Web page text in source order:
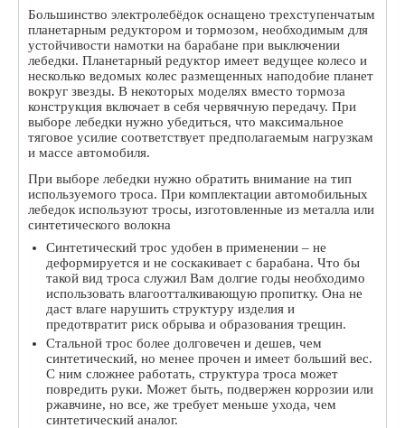
Большинство электролебёдок оснащено трехступенчатым
планетарным редуктором и тормозом, необходимым для
устойчивости намотки на барабане при выключении
лебедки. Планетарный редуктор имеет ведущее колесо и
несколько ведомых колес размещенных наподобие планет
вокруг звезды. В некоторых моделях вместо тормоза
конструкция включает в себя червячную передачу. При
выборе лебедки нужно убедиться, что максимальное
тяговое усилие соответствует предполагаемым нагрузкам
и массе автомобиля.
При выборе лебедки нужно обратить внимание на тип
используемого троса. При комплектации автомобильных
лебедок используют тросы, изготовленные из металла или
синтетического волокна
Синтетический трос удобен в применении – не
деформируется и не соскакивает с барабана. Что бы
такой вид троса служил Вам долгие годы необходимо
использовать влагоотталкивающую пропитку. Она не
даст влаге нарушить структуру изделия и
предотвратит риск обрыва и образования трещин.
Стальной трос более долговечен и дешев, чем
синтетический, но менее прочен и имеет больший вес.
С ним сложнее работать, структура троса может
повредить руки. Может быть, подвержен коррозии или
ржавчине, но все, же требует меньше ухода, чем
синтетический аналог.